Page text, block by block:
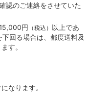
認のご連絡をさせていた
円 （税込） 以上であ
下回る場合は、都度送料及
す。
なります。